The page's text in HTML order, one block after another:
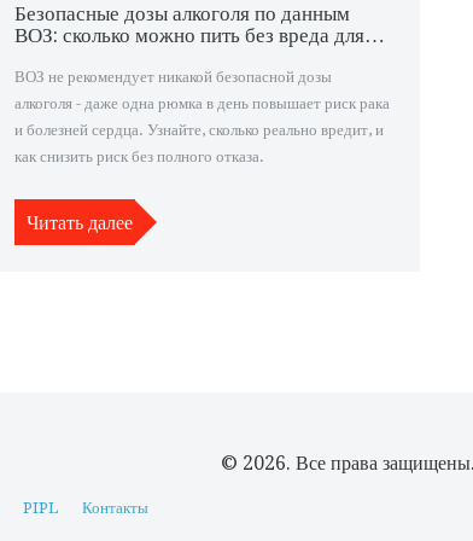
Безопасные дозы алкоголя по данным
ВОЗ: сколько можно пить без вреда для
ВОЗ не рекомендует никакой безопасной дозы
алкоголя - даже одна рюмка в день повышает риск рака
и болезней сердца. Узнайте, сколько реально вредит, и
как снизить риск без полного отказа.
Читать далее
PIPL Контакты
© 2026. Все права